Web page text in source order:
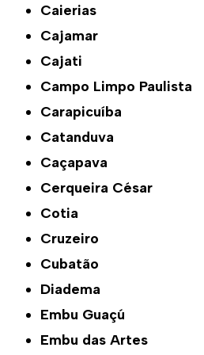
Caierias
Cajamar
Cajati
Campo Limpo Paulista
Carapicuíba
Catanduva
Caçapava
Cerqueira César
Cotia
Cruzeiro
Cubatão
Diadema
Embu Guaçú
Embu das Artes